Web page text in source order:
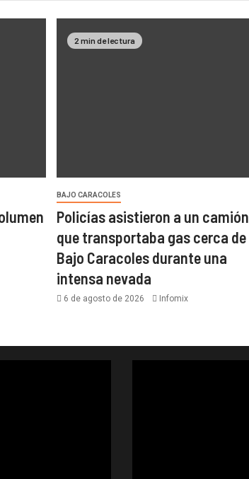
2 min de lectura
BAJO CARACOLES
Policías asistieron a un camión
que transportaba gas cerca de
Bajo Caracoles durante una
intensa nevada
6 de agosto de 2026 Infomix